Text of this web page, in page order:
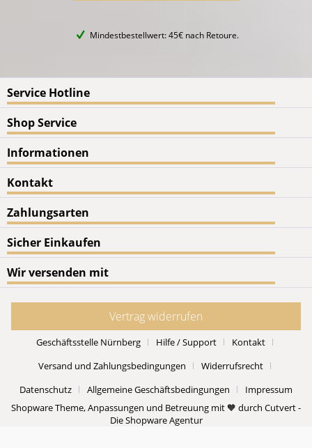
Mindestbestellwert: 45€ nach Retoure.
Service Hotline
Shop Service
Informationen
Kontakt
Zahlungsarten
Sicher Einkaufen
Wir versenden mit
Vertrag widerrufen
Geschäftsstelle Nürnberg Hilfe / Support
Kontakt
Versand und Zahlungsbedingungen
Widerrufsrecht
Datenschutz
Allgemeine Geschäftsbedingungen
Impressum
Shopware Theme, Anpassungen und Betreuung mit 🧡 durch Cutvert -
Die Shopware Agentur